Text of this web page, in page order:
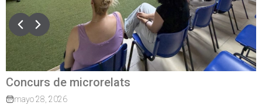
Concurs de microrelats
mayo 28, 2026